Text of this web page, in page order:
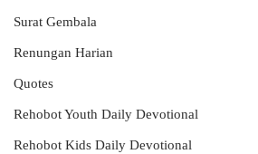
Surat Gembala
Renungan Harian
Quotes
Rehobot Youth Daily Devotional
Rehobot Kids Daily Devotional